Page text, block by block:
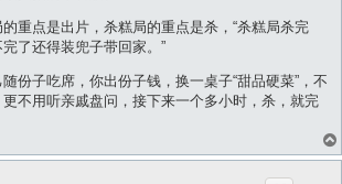
重点是出片，杀糕局的重点是杀，“杀糕局杀完
了还得装兜子带回家。”
份子吃席，你出份子钱，换一桌子“甜品硬菜”，不
不用听亲戚盘问，接下来一个多小时，杀，就完